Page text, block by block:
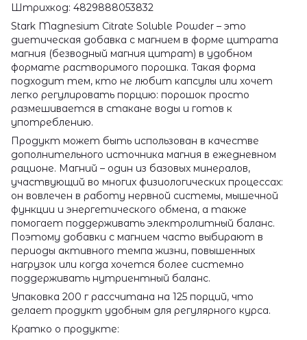
Штрихкод: 4829888053832
Stark Magnesium Citrate Soluble Powder – это
диетическая добавка с магнием в форме цитрата
магния (безводный магния цитрат) в удобном
формате растворимого порошка. Такая форма
подходит тем, кто не любит капсулы или хочет
легко регулировать порцию: порошок просто
размешивается в стакане воды и готов к
употреблению.
Продукт может быть использован в качестве
дополнительного источника магния в ежедневном
рационе. Магний – один из базовых минералов,
участвующий во многих физиологических процессах:
он вовлечен в работу нервной системы, мышечной
функции и энергетического обмена, а также
помогает поддерживать электролитный баланс.
Поэтому добавки с магнием часто выбирают в
периоды активного темпа жизни, повышенных
нагрузок или когда хочется более системно
поддерживать нутриентный баланс.
Упаковка 200 г рассчитана на 125 порций, что
делает продукт удобным для регулярного курса.
Кратко о продукте: